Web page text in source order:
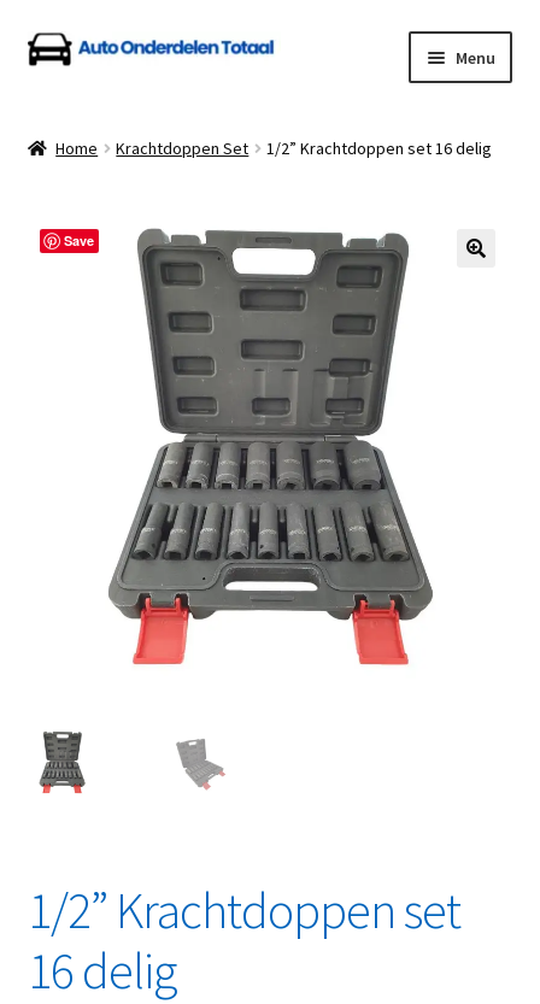
Ga
door
navigatie
Ga
naar
inhoud
Menu
Auto Onderdelen Shop
Betalen en Verzenden
Klantenservice
Linkpartners
Overzicht
Home Krachtdoppen Set 1/2” Krachtdoppen set 16 delig
Save
1/2” Krachtdoppen set
16 delig